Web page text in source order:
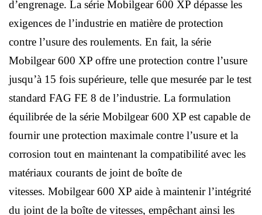
d’engrenage. La série Mobilgear 600 XP dépasse les
exigences de l’industrie en matière de protection
contre l’usure des roulements. En fait, la série
Mobilgear 600 XP offre une protection contre l’usure
jusqu’à 15 fois supérieure, telle que mesurée par le test
standard FAG FE 8 de l’industrie. La formulation
équilibrée de la série Mobilgear 600 XP est capable de
fournir une protection maximale contre l’usure et la
corrosion tout en maintenant la compatibilité avec les
matériaux courants de joint de boîte de
vitesses. Mobilgear 600 XP aide à maintenir l’intégrité
du joint de la boîte de vitesses, empêchant ainsi les